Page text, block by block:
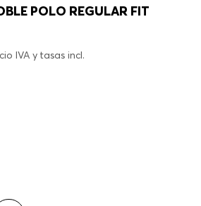
POLO REGULAR FIT
IVA y tasas incl.